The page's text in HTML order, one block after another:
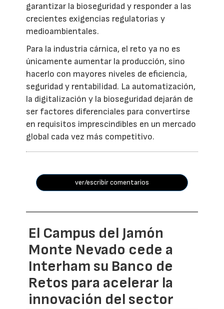
garantizar la bioseguridad y responder a las
crecientes exigencias regulatorias y
medioambientales.
Para la industria cárnica, el reto ya no es
únicamente aumentar la producción, sino
hacerlo con mayores niveles de eficiencia,
seguridad y rentabilidad. La automatización,
la digitalización y la bioseguridad dejarán de
ser factores diferenciales para convertirse
en requisitos imprescindibles en un mercado
global cada vez más competitivo.
ver/escribir comentarios
El Campus del Jamón
Monte Nevado cede a
Interham su Banco de
Retos para acelerar la
innovación del sector